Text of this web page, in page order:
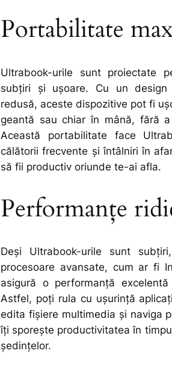
Portabilitate
Ultrabook-urile sunt proiectate
subțiri și ușoare. Cu un
redusă, aceste dispozitive pot fi
geantă sau chiar în mână, fără
Această portabilitate face
călătorii frecvente și întâlniri în
să fii productiv oriunde te-ai afla.
Performanțe
Deși Ultrabook-urile sunt
procesoare avansate, cum ar fi
asigură o performanță
Astfel, poți rula cu ușurință
edita fișiere multimedia și naviga
îți sporește productivitatea în
ședințelor.